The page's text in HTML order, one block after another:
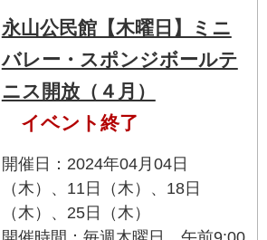
永山公民館【木曜日】ミニ
バレー・スポンジボールテ
ニス開放（４月）
イベント終了
開催日：2024年04月04日
（木）、11日（木）、18日
（木）、25日（木）